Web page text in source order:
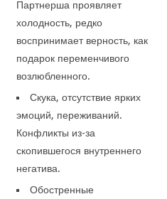
Партнерша проявляет
холодность, редко
воспринимает верность, как
подарок переменчивого
возлюбленного.
Скука, отсутствие ярких
эмоций, переживаний.
Конфликты из-за
скопившегося внутреннего
негатива.
Обостренные